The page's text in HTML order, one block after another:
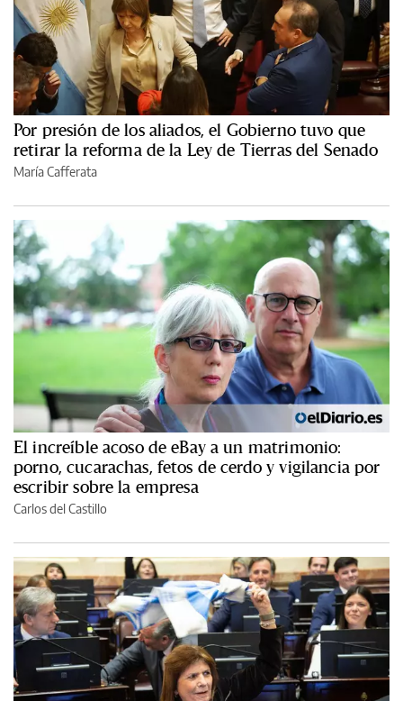
Por presión de los aliados, el Gobierno tuvo que
retirar la reforma de la Ley de Tierras del Senado
María Cafferata
El increíble acoso de eBay a un matrimonio:
porno, cucarachas, fetos de cerdo y vigilancia por
escribir sobre la empresa
Carlos del Castillo